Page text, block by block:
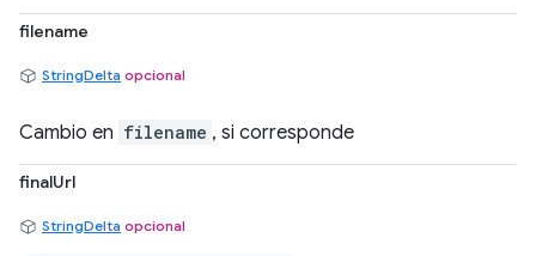
filename
StringDelta opcional
Cambio en filename , si corresponde
finalUrl
StringDelta opcional